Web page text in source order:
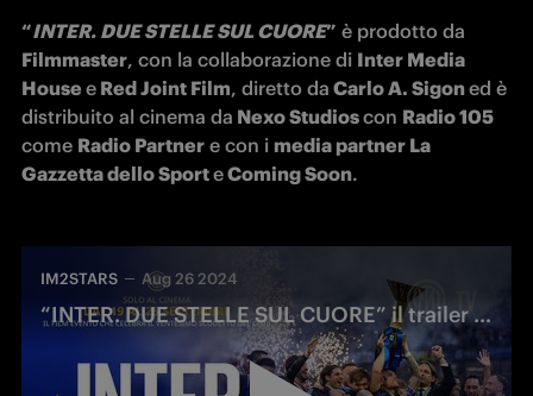
“INTER. DUE STELLE SUL CUORE”
Filmmaster, con la collaborazione di Inter Media
House e Red Joint Film, diretto da Carlo A. Sigon ed è
distribuito al cinema da Nexo Studios con
come Radio Partner e con i media partner La
Gazzetta dello Sport e Coming Soon.
IM2STARS Aug 26 2024
“INTER. DUE STELLE SUL CUORE” il trailer ufficiale